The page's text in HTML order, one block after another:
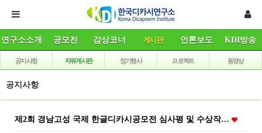
연구소소개 공모전 감상코너 게시판 언론보도 KDI방송
공지사항 자유게시판 정기행사 프로젝트 동영상
공지사항
제2회 경남고성 국제 한글디카시공모전 심사평 및 수상작…